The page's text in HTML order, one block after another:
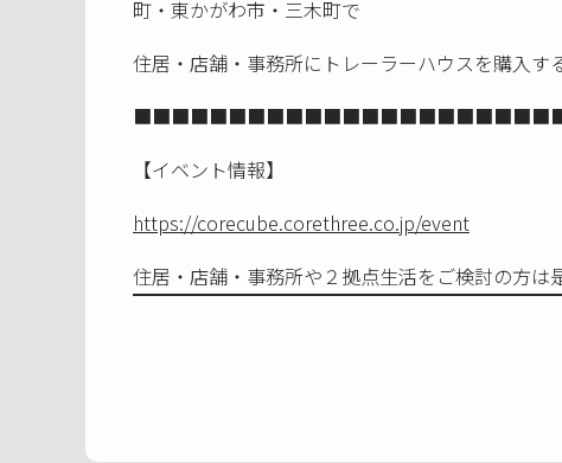
町・東かがわ市・三木町で
住居・店舗・事務所にトレーラーハウスを購入す
【イベント情報】
https://corecube.corethree.co.jp/event
住居・店舗・事務所や２拠点生活をご検討の方は